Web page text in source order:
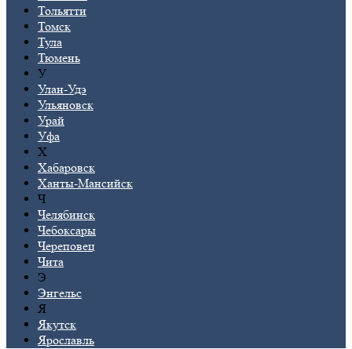
Тольятти
Томск
Тула
Тюмень
У
Улан-Удэ
Ульяновск
Урай
Уфа
Х
Хабаровск
Ханты-Мансийск
Ч
Челябинск
Чебоксары
Череповец
Чита
Э
Энгельс
Я
Якутск
Ярославль